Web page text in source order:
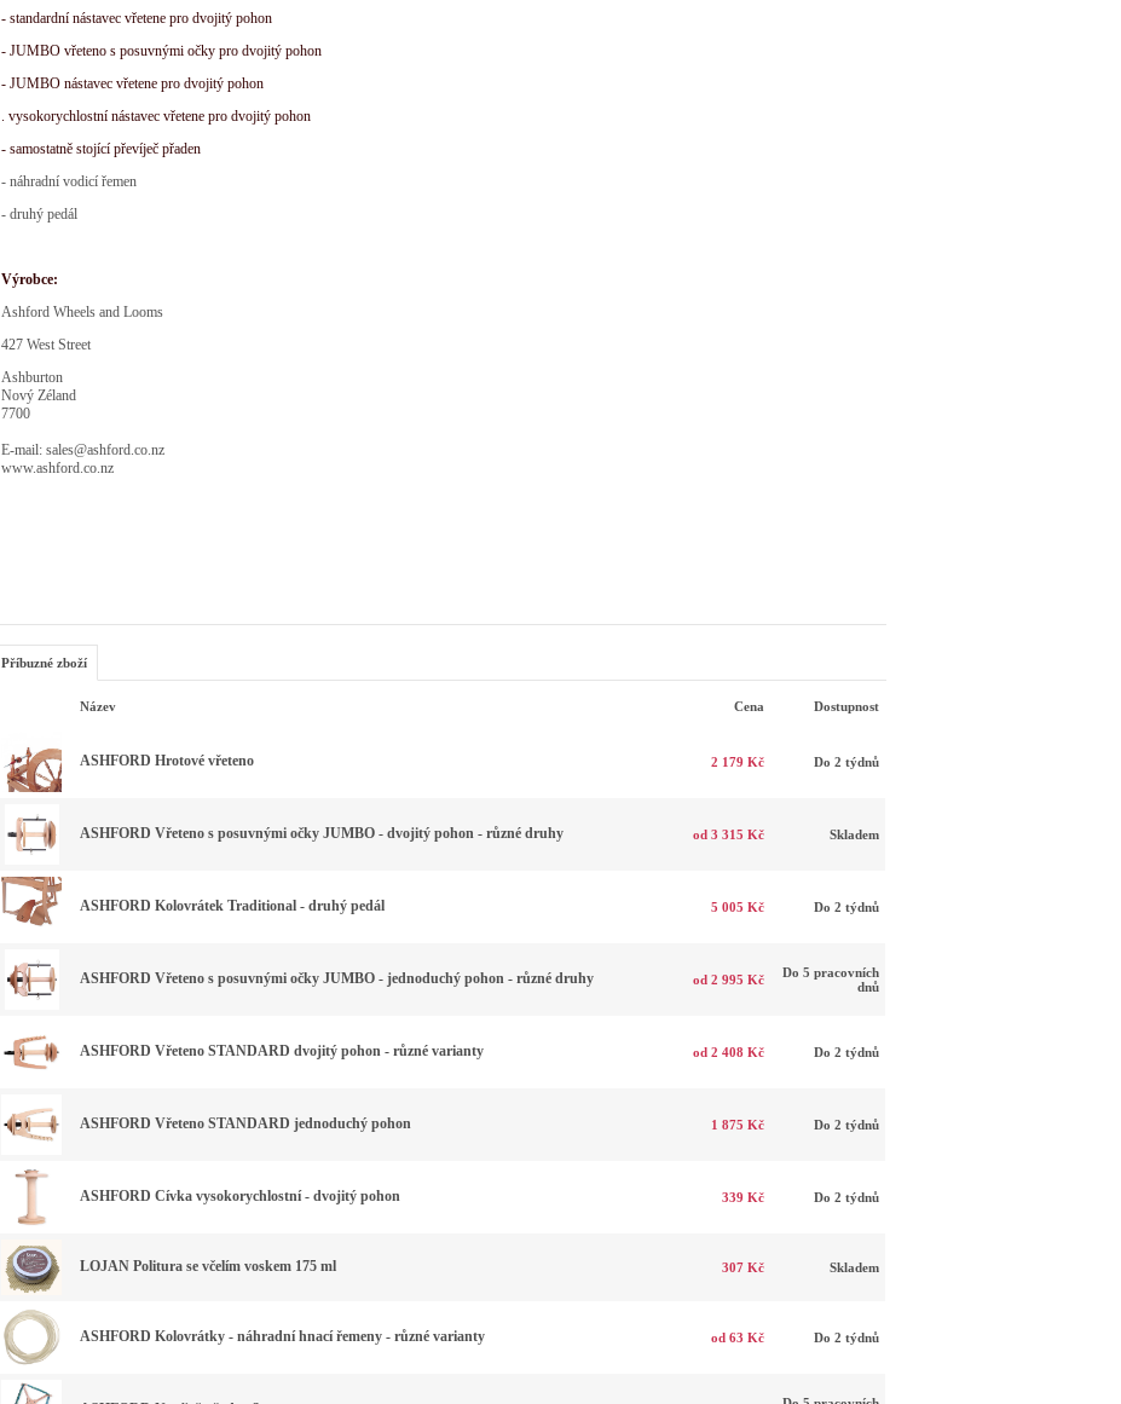
- standardní nástavec vřetene pro dvojitý pohon
- JUMBO vřeteno s posuvnými očky pro dvojitý pohon
- JUMBO nástavec vřetene pro dvojitý pohon
. vysokorychlostní nástavec vřetene pro dvojitý pohon
- samostatně stojící převíječ přaden
- náhradní vodicí řemen
- druhý pedál
Výrobce:
Ashford Wheels and Looms
427 West Street
Ashburton
Nový Zéland
7700
E-mail: sales@ashford.co.nz
www.ashford.co.nz
Příbuzné zboží
Název Cena Dostupnost
ASHFORD Hrotové vřeteno 2 179 Kč Do 2 týdnů
ASHFORD Vřeteno s posuvnými očky JUMBO - dvojitý pohon - různé druhy od 3 315 Kč Skladem
ASHFORD Kolovrátek Traditional - druhý pedál 5 005 Kč Do 2 týdnů
ASHFORD Vřeteno s posuvnými očky JUMBO - jednoduchý pohon - různé druhy od 2 995 Kč
Do 5 pracovních
dnů
ASHFORD Vřeteno STANDARD dvojitý pohon - různé varianty od 2 408 Kč Do 2 týdnů
ASHFORD Vřeteno STANDARD jednoduchý pohon 1 875 Kč Do 2 týdnů
ASHFORD Cívka vysokorychlostní - dvojitý pohon 339 Kč Do 2 týdnů
LOJAN Politura se včelím voskem 175 ml 307 Kč Skladem
ASHFORD Kolovrátky - náhradní hnací řemeny - různé varianty od 63 Kč Do 2 týdnů